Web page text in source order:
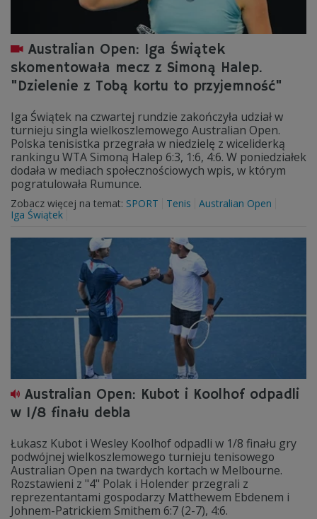
Australian Open: Iga Świątek
skomentowała mecz z Simoną Halep.
"Dzielenie z Tobą kortu to przyjemność"
Iga Świątek na czwartej rundzie zakończyła udział w
turnieju singla wielkoszlemowego Australian Open.
Polska tenisistka przegrała w niedzielę z wiceliderką
rankingu WTA Simoną Halep 6:3, 1:6, 4:6. W poniedziałek
dodała w mediach społecznościowych wpis, w którym
pogratulowała Rumunce.
Zobacz więcej na temat: SPORT Tenis
Australian Open
Iga Świątek
Australian Open: Kubot i Koolhof odpadli
w 1/8 finału debla
Łukasz Kubot i Wesley Koolhof odpadli w 1/8 finału gry
podwójnej wielkoszlemowego turnieju tenisowego
Australian Open na twardych kortach w Melbourne.
Rozstawieni z "4" Polak i Holender przegrali z
reprezentantami gospodarzy Matthewem Ebdenem i
Johnem-Patrickiem Smithem 6:7 (2-7), 4:6.